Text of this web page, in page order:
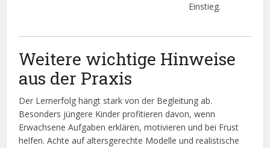
Einstieg.
Weitere wichtige Hinweise
aus der Praxis
Der Lernerfolg hängt stark von der Begleitung ab.
Besonders jüngere Kinder profitieren davon, wenn
Erwachsene Aufgaben erklären, motivieren und bei Frust
helfen. Achte auf altersgerechte Modelle und realistische